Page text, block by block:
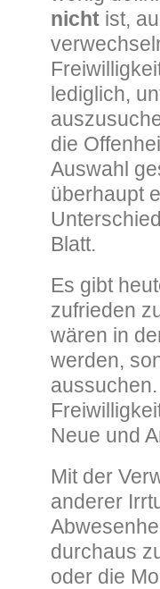
nicht ist,
lediglich,
die
Auswahl
überhaupt
Blatt.
Es gibt
zufrieden
wären in
werden,
Neue und
Mit der
anderer
durchaus
oder die